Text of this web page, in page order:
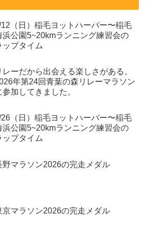
12（日）稲毛ヨットハーバー〜稲毛
浜公園5~20kmランニング練習会の
ップタイム
レーだから出会える楽しさがある。
年第24回青葉の森リレーマラソン
参加してきました。
26（日）稲毛ヨットハーバー〜稲毛
浜公園5~20kmランニング練習会の
ップタイム
野マラソン2026の完走メダル
京マラソン2026の完走メダル